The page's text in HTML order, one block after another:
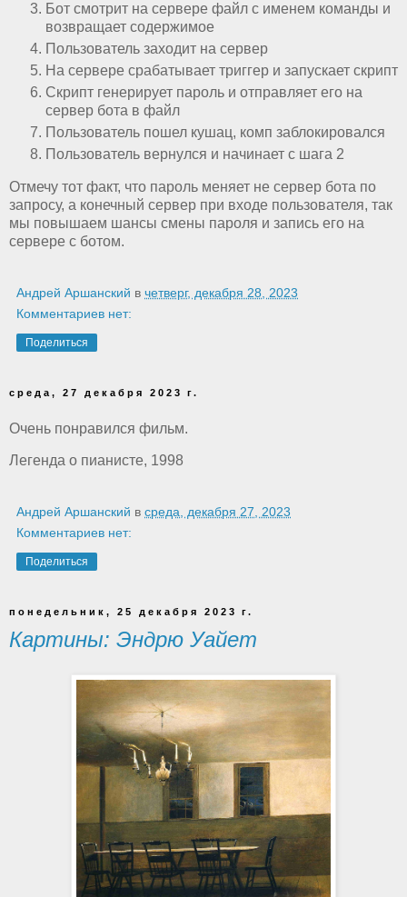
Бот смотрит на сервере файл с именем команды и
возвращает содержимое
Пользователь заходит на сервер
На сервере срабатывает триггер и запускает скрипт
Скрипт генерирует пароль и отправляет его на
сервер бота в файл
Пользователь пошел кушац, комп заблокировался
Пользователь вернулся и начинает с шага 2
Отмечу тот факт, что пароль меняет не сервер бота по
запросу, а конечный сервер при входе пользователя, так
мы повышаем шансы смены пароля и запись его на
сервере с ботом.
Андрей Аршанский в четверг, декабря 28, 2023
Комментариев нет:
Поделиться
среда, 27 декабря 2023 г.
Очень понравился фильм.
Легенда о пианисте, 1998
Андрей Аршанский в среда, декабря 27, 2023
Комментариев нет:
Поделиться
понедельник, 25 декабря 2023 г.
Картины: Эндрю Уайет